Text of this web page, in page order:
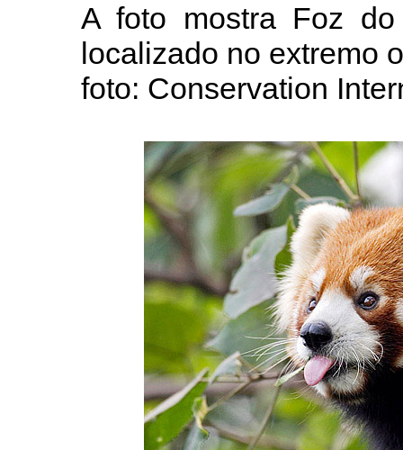
A foto mostra Foz do
localizado no extremo
foto: Conservation